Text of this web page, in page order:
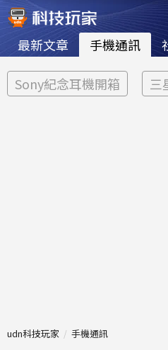
最新文章 手機通訊
Sony紀念耳機開箱 三
udn科技玩家 手機通訊